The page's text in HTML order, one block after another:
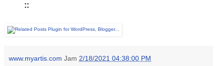
::
www.myartis.com Jam 2/18/2021 04:38:00 PM